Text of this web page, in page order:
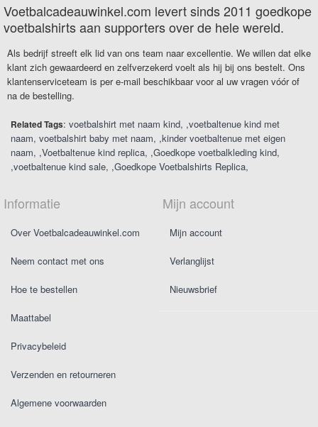
Voetbalcadeauwinkel.com levert sinds 2011 goedkope
voetbalshirts aan supporters over de hele wereld.
Als bedrijf streeft elk lid van ons team naar excellentie. We willen dat elke
klant zich gewaardeerd en zelfverzekerd voelt als hij bij ons bestelt. Ons
klantenserviceteam is per e-mail beschikbaar voor al uw vragen vóór of
na de bestelling.
Related Tags: voetbalshirt met naam kind ,voetbaltenue kind met
naam voetbalshirt baby met naam ,kinder voetbaltenue met eigen
naam ,Voetbaltenue kind replica ,Goedkope voetbalkleding kind
,voetbaltenue kind sale ,Goedkope Voetbalshirts Replica
Informatie
Over Voetbalcadeauwinkel.com
Neem contact met ons
Hoe te bestellen
Maattabel
Privacybeleid
Verzenden en retourneren
Algemene voorwaarden
Mijn account
Mijn account
Verlanglijst
Nieuwsbrief